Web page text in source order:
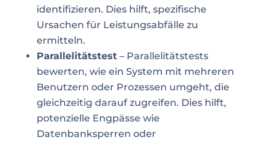
identifizieren. Dies hilft, spezifische
Ursachen für Leistungsabfälle zu
ermitteln.
Parallelitätstest– Parallelitätstests
bewerten, wie ein System mit mehreren
Benutzern oder Prozessen umgeht, die
gleichzeitig darauf zugreifen. Dies hilft,
potenzielle Engpässe wie
Datenbanksperren oder